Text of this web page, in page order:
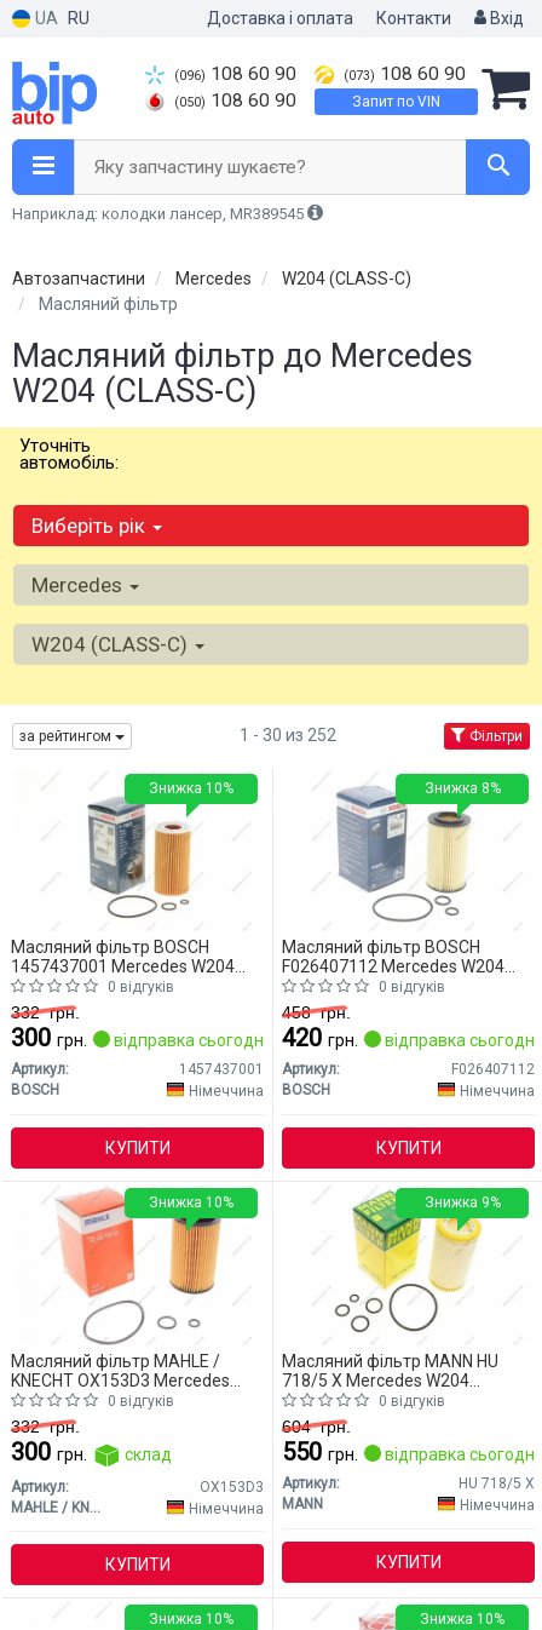
UA RU Доставка і оплата Контакти Вхід
(096) 108 60 90
(050) 108 60 90
(073) 108 60 90
Запит по VIN
Яку запчастину шукаєте?
Наприклад: колодки лансер, MR389545
Автозапчастини Mercedes
W204 (CLASS-C)
Масляний фільтр
Масляний фільтр до Mercedes
W204 (CLASS-C)
Уточніть
автомобіль:
Виберіть рік
Mercedes
W204 (CLASS-C)
за рейтингом 1 - 30 из 252 Фільтри
Масляний фільтр BOSCH
1457437001 Mercedes W204
(CLASS-C)
0 відгуків
332грн.
300 грн. відправка сьогодні
Артикул:
1457437001
BOSCH
Німеччина
КУПИТИ
Знижка 10%
Масляний фільтр BOSCH
F026407112 Mercedes W204
(CLASS-C)
0 відгуків
458грн.
420 грн. відправка сьогодні
Артикул:
F026407112
BOSCH
Німеччина
КУПИТИ
Знижка 8%
Масляний фільтр MAHLE /
KNECHT OX153D3 Mercedes
W204 (CLASS-C)0 відгуків
332грн.
300 грн. склад
Артикул:
OX153D3
MAHLE / KNECHT
Німеччина
КУПИТИ
Знижка 10%
Масляний фільтр MANN HU
718/5 X Mercedes W204
(CLASS-C)
0 відгуків
604грн.
550 грн. відправка сьогодні
Артикул:
HU 718/5 X
MANN
Німеччина
КУПИТИ
Знижка 9%
Знижка 10% Знижка 10%